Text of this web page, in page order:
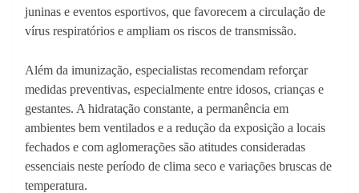
juninas e eventos esportivos, que favorecem a circulação de
vírus respiratórios e ampliam os riscos de transmissão.
Além da imunização, especialistas recomendam reforçar
medidas preventivas, especialmente entre idosos, crianças e
gestantes. A hidratação constante, a permanência em
ambientes bem ventilados e a redução da exposição a locais
fechados e com aglomerações são atitudes consideradas
essenciais neste período de clima seco e variações bruscas de
temperatura.